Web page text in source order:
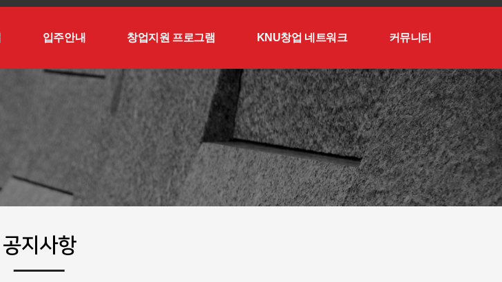
입주안내 창업지원 프로그램 KNU창업 네트워크 커뮤니티
공지사항